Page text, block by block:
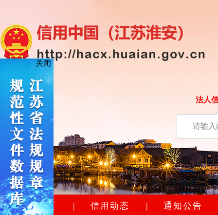
法人
网站首页 | 信用动态 | 通知公告
关闭